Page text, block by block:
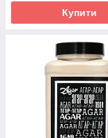
Купити